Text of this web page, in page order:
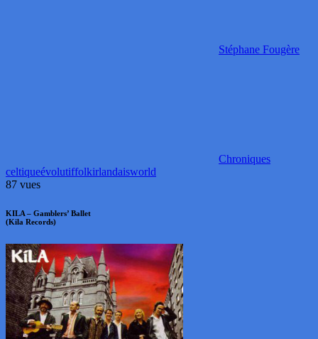
Stéphane Fougère
Chroniques
celtiqueévolutiffolkirlandaisworld
87 vues
KILA – Gamblers’ Ballet
(Kila Records)